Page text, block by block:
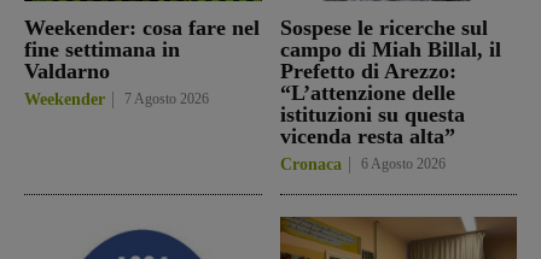
Weekender: cosa fare nel
fine settimana in
Valdarno
Weekender 7 Agosto 2026
Sospese le ricerche sul
campo di Miah Billal, il
Prefetto di Arezzo:
“L’attenzione delle
istituzioni su questa
vicenda resta alta”
Cronaca 6 Agosto 2026